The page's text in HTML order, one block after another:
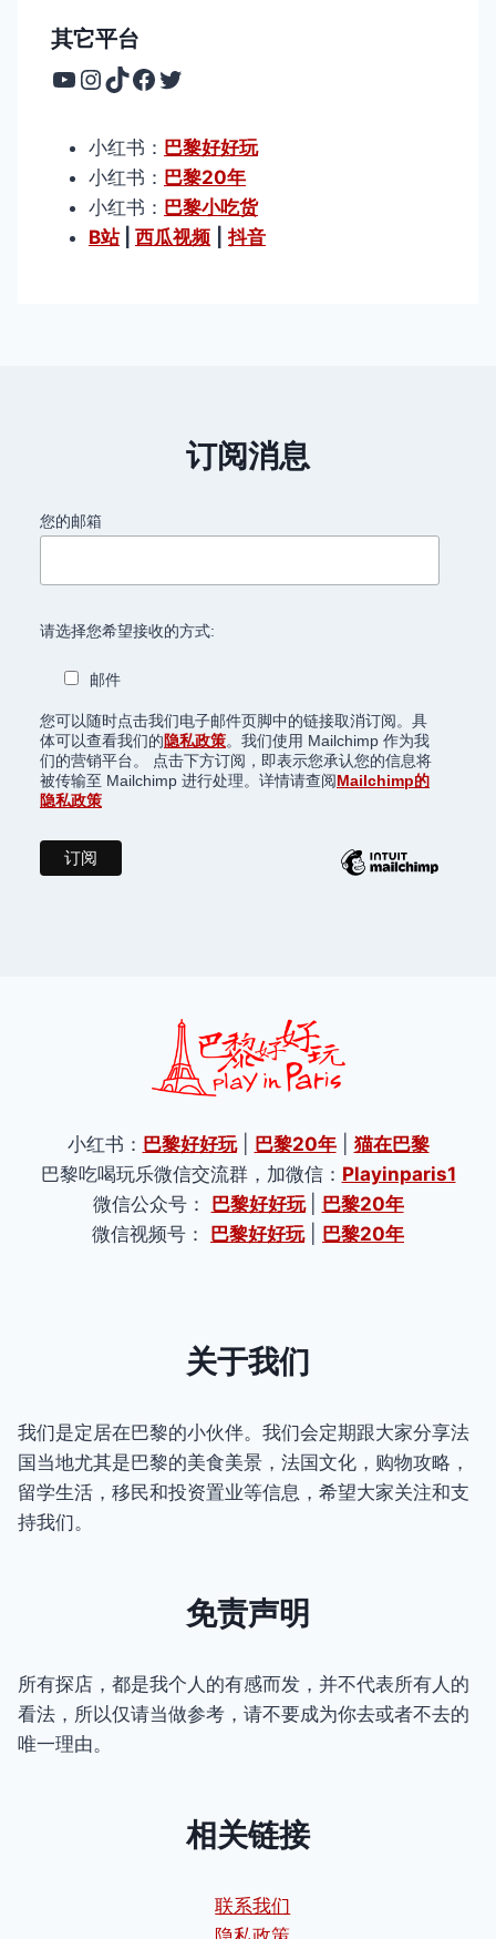
其它平台
YouTube
Instagram
TikTok
Facebook
Twitter
小红书： 巴黎好好玩
小红书： 巴黎20年
小红书： 巴黎小吃货
B站| 西瓜视频 抖音
订阅消息
您的邮箱
请选择您希望接收的方式:
邮件
您可以随时点击我们电子邮件页脚中的链接取消订阅。具
体可以查看我们的隐私政策。我们使用 Mailchimp 作为我
们的营销平台。 点击下方订阅，即表示您承认您的信息将
被传输至 Mailchimp 进行处理。详情请查阅Mailchimp的
隐私政策
小红书： 巴黎好好玩| 巴黎20年| 猫在巴黎
巴黎吃喝玩乐微信交流群，加微信： Playinparis1
微信公众号： 巴黎好好玩
巴黎20年
微信视频号： 巴黎好好玩| 巴黎20年
关于我们
我们是定居在巴黎的小伙伴。我们会定期跟大家分享法
国当地尤其是巴黎的美食美景，法国文化，购物攻略，
留学生活，移民和投资置业等信息，希望大家关注和支
持我们。
免责声明
所有探店，都是我个人的有感而发，并不代表所有人的
看法，所以仅请当做参考，请不要成为你去或者不去的
唯一理由。
相关链接
联系我们